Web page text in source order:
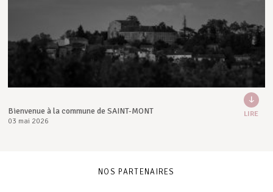
Bienvenue à la commune de SAINT-MONT
03 mai 2026
LIRE
NOS PARTENAIRES